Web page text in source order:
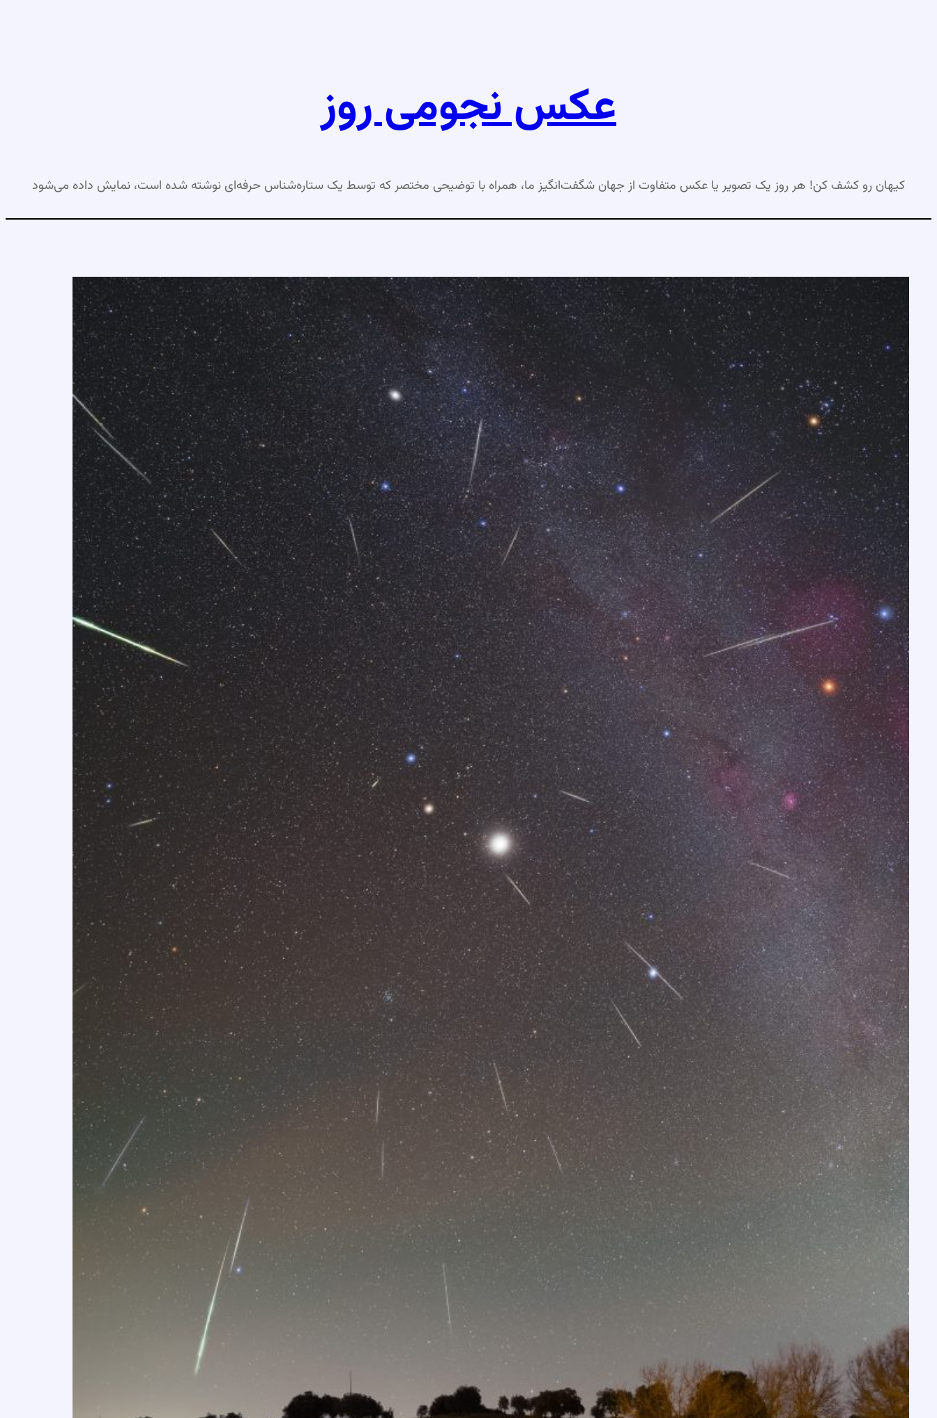
عکس نجومی روز
کیهان رو کشف کن! هر روز یک تصویر یا عکس متفاوت از جهان شگفت‌انگیز ما، همراه با توضیحی مختصر که توسط یک ستاره‌شناس حرفه‌ای نوشته شده است، نمایش داده می‌شود